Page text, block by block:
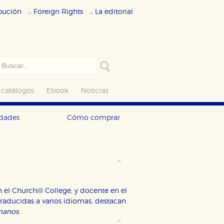
Foreign Rights La editorial
catálogos Ebook Noticias
Cómo comprar
Churchill College, y docente en el
a varios idiomas, destacan
.